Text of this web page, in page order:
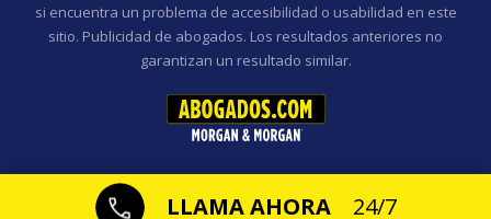
si encuentra un problema de accesibilidad o usabilidad en este
sitio. Publicidad de abogados. Los resultados anteriores no
garantizan un resultado similar.
LLAMA AHORA 24/7